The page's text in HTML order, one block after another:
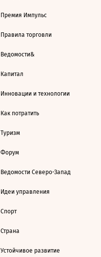
Премия Импульс
Правила торговли
Ведомости&
Капитал
Инновации и технологии
Как потратить
Туризм
Форум
Ведомости Северо-Запад
Идеи управления
Спорт
Страна
Устойчивое развитие